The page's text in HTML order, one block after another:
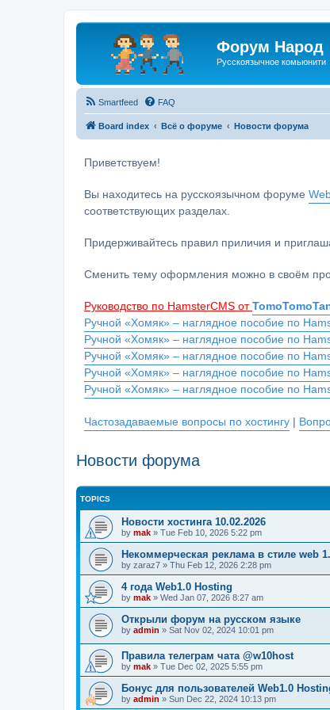
Форум Народ
Русскоязычное комьюнити
Smartfeed FAQ
Board index Всё о форуме Новости форума
Приветствуем!
Вы находитесь на русскоязычном форуме
соответствующих разделах.
Придерживайтесь правил приличия и
Сменить тему оформления можно в своём
Руководство по HamsterCMS от
Ручной «Хомяк» – наглядное пособие по
Ручной «Хомяк» – наглядное пособие по
Ручной «Хомяк» – наглядное пособие по
Ручной «Хомяк» – наглядное пособие по
Ручной «Хомяк» – наглядное пособие по
Частозадаваемые вопросы по хостингу |
Новости форума
TOPICS
Новости хостинга 10.02.2026
by mak » Tue Feb 10, 2026 5:22 pm
Некоммерческая реклама в стиле web
by zaraz7 » Thu Feb 12, 2026 2:28 pm
4 года Web1.0 Hosting
by mak » Wed Jan 07, 2026 8:27 am
Открыли форум на русском языке
by admin » Sat Nov 02, 2024 10:01 pm
Правила телеграм чата @w10host
by mak » Tue Dec 02, 2025 5:55 pm
Бонус для пользователей Web1.0
by admin » Sun Dec 22, 2024 10:13 pm